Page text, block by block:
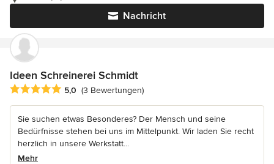
Nachricht
Ideen Schreinerei Schmidt
Durchschnittliche Bewertung: 5 von 5 Sternen
5,0 (3 Bewertungen)
Sie suchen etwas Besonderes? Der Mensch und seine
Bedürfnisse stehen bei uns im Mittelpunkt. Wir laden Sie recht
herzlich in unsere Werkstatt...
Mehr